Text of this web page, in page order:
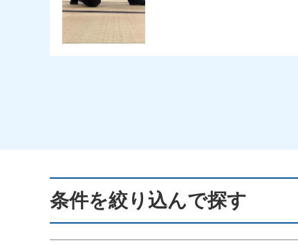
条件を絞り込んで探す